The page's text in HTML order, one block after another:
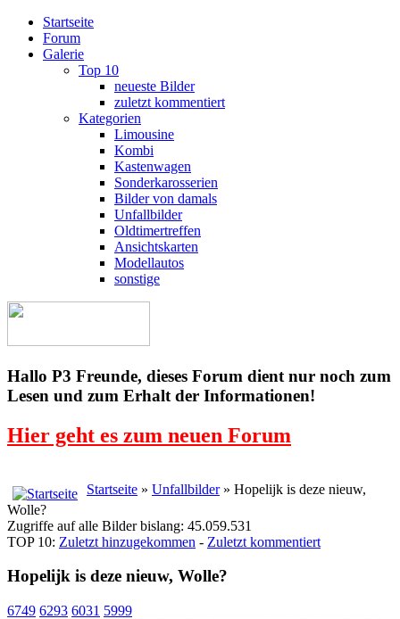
Startseite
Forum
Galerie
Top 10
neueste Bilder
zuletzt kommentiert
Kategorien
Limousine
Kombi
Kastenwagen
Sonderkarosserien
Bilder von damals
Unfallbilder
Oldtimertreffen
Ansichtskarten
Modellautos
sonstige
Hallo P3 Freunde, dieses Forum dient nur noch zum
Lesen und zum Erhalt der Informationen!
Hier geht es zum neuen Forum
Startseite » Unfallbilder» Hopelijk is deze nieuw,
Wolle?
Zugriffe auf alle Bilder bislang: 45.059.531
TOP 10: Zuletzt hinzugekommen - Zuletzt kommentiert
Hopelijk is deze nieuw, Wolle?
6749 6293 6031 5999